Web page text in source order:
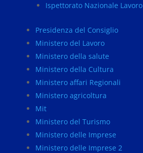
Ispettorato Nazionale Lavoro
Presidenza del Consiglio
Ministero del Lavoro
Ministero della salute
Ministero della Cultura
Ministero affari Regionali
Ministero agricoltura
Mit
Ministero del Turismo
Ministero delle Imprese
Ministero delle Imprese 2